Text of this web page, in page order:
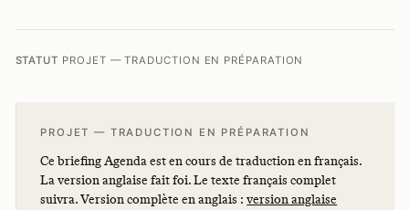
STATUT PROJET — TRADUCTION EN PRÉPARATION
PROJET — TRADUCTION EN PRÉPARATION
Ce briefing Agenda est en cours de traduction en français.
La version anglaise fait foi. Le texte français complet
suivra. Version complète en anglais :version anglaise